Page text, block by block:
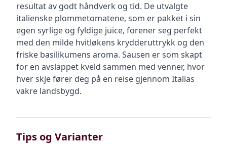
resultat av godt håndverk og tid. De utvalgte
italienske plommetomatene, som er pakket i sin
egen syrlige og fyldige juice, forener seg perfekt
med den milde hvitløkens krydderuttrykk og den
friske basilikumens aroma. Sausen er som skapt
for en avslappet kveld sammen med venner, hvor
hver skje fører deg på en reise gjennom Italias
vakre landsbygd.
Tips og Varianter